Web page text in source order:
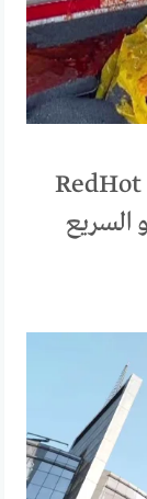
انسكب 40 ألف رطل من زجاجة RedHot
السريع